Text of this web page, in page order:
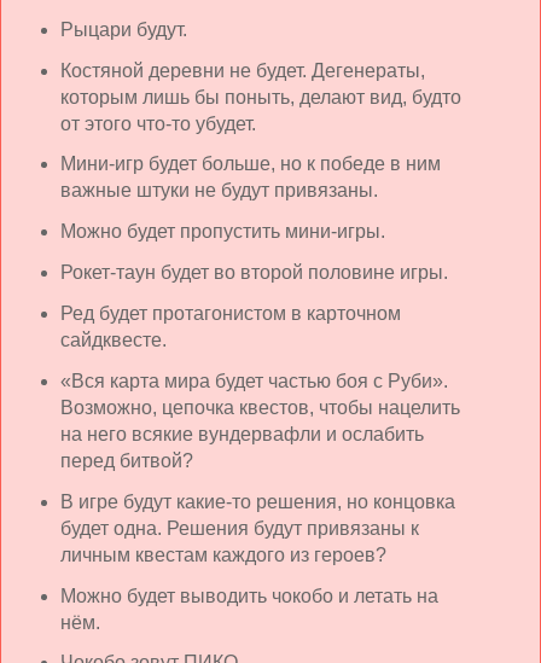
Рыцари будут.
Костяной деревни не будет. Дегенераты,
которым лишь бы поныть, делают вид, будто
от этого что-то убудет.
Мини-игр будет больше, но к победе в ним
важные штуки не будут привязаны.
Можно будет пропустить мини-игры.
Рокет-таун будет во второй половине игры.
Ред будет протагонистом в карточном
сайдквесте.
«Вся карта мира будет частью боя с Руби».
Возможно, цепочка квестов, чтобы нацелить
на него всякие вундервафли и ослабить
перед битвой?
В игре будут какие-то решения, но концовка
будет одна. Решения будут привязаны к
личным квестам каждого из героев?
Можно будет выводить чокобо и летать на
нём.